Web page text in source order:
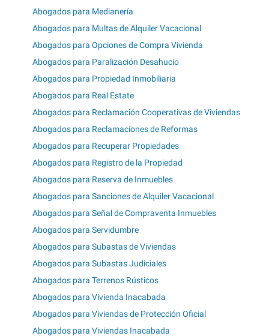
Abogados para Medianería
Abogados para Multas de Alquiler Vacacional
Abogados para Opciones de Compra Vivienda
Abogados para Paralización Desahucio
Abogados para Propiedad Inmobiliaria
Abogados para Real Estate
Abogados para Reclamación Cooperativas de Viviendas
Abogados para Reclamaciones de Reformas
Abogados para Recuperar Propiedades
Abogados para Registro de la Propiedad
Abogados para Reserva de Inmuebles
Abogados para Sanciones de Alquiler Vacacional
Abogados para Señal de Compraventa Inmuebles
Abogados para Servidumbre
Abogados para Subastas de Viviendas
Abogados para Subastas Judiciales
Abogados para Terrenos Rústicos
Abogados para Vivienda Inacabada
Abogados para Viviendas de Protección Oficial
Abogados para Viviendas Inacabada